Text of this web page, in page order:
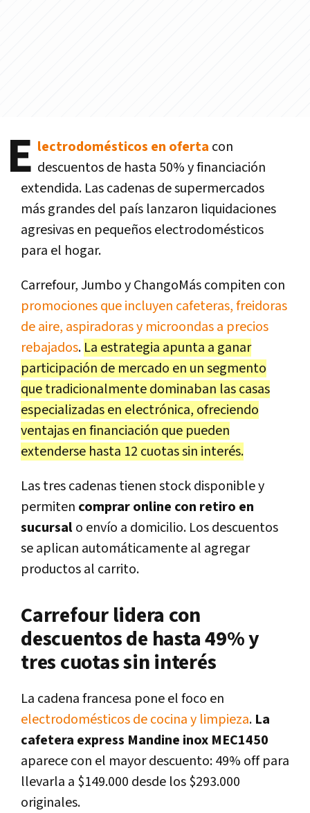
E lectrodomésticos en oferta con
descuentos de hasta 50% y financiación
extendida. Las cadenas de supermercados
más grandes del país lanzaron liquidaciones
agresivas en pequeños electrodomésticos
para el hogar.
Carrefour, Jumbo y ChangoMás compiten con
promociones que incluyen cafeteras, freidoras
de aire, aspiradoras y microondas a precios
rebajados. La estrategia apunta a ganar
participación de mercado en un segmento
que tradicionalmente dominaban las casas
especializadas en electrónica, ofreciendo
ventajas en financiación que pueden
extenderse hasta 12 cuotas sin interés.
Las tres cadenas tienen stock disponible y
permiten comprar online con retiro en
sucursalo envío a domicilio. Los descuentos
se aplican automáticamente al agregar
productos al carrito.
Carrefour lidera con
descuentos de hasta 49% y
tres cuotas sin interés
La cadena francesa pone el foco en
electrodomésticos de cocina y limpieza. La
cafetera express Mandine inox MEC1450
aparece con el mayor descuento: 49% off para
llevarla a $149.000 desde los $293.000
originales.